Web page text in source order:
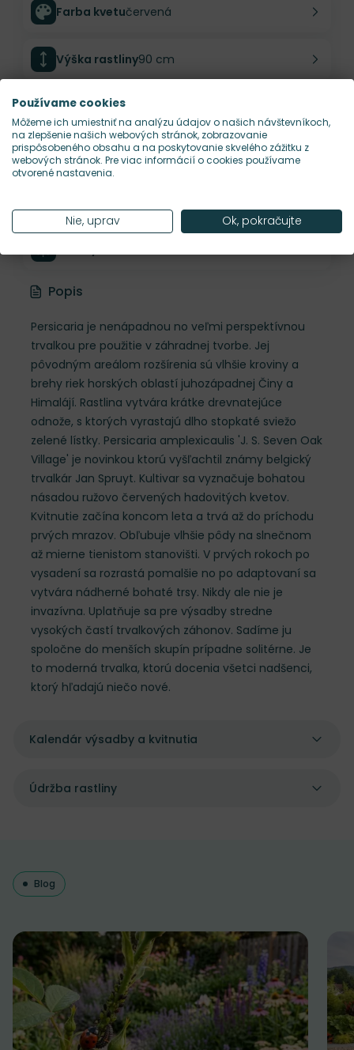
Farba kvetučervená
Výška rastliny90 cm
Šírka rastliny
Habitus rastlinyvzpriamený
Popis
Persicaria je nenápadnou no veľmi perspektívnou
trvalkou pre použitie v záhradnej tvorbe. Jej
pôvodným areálom rozšírenia sú vlhšie kroviny a
brehy riek horských oblastí juhozápadnej Činy a
Himalájí. Rastlina vytvára krátke drevnatejúce
odnože, s ktorých vyrastajú dlho stopkaté sviežo
zelené lístky. Persicaria amplexicaulis 'J. S. Seven Oak
Village' je novinkou ktorú vyšľachtil známy belgický
trvalkár Jan Spruyt. Kultivar sa vyznačuje bohatou
násadou ružovo červených hadovitých kvetov.
Kvitnutie začína koncom leta a trvá až do príchodu
prvých mrazov. Obľubuje vlhšie pôdy na slnečnom
až mierne tienistom stanovišti. V prvých rokoch po
vysadení sa rozrastá pomalšie no po adaptovaní sa
vytvára nádherné bohaté trsy. Nikdy ale nie je
invazívna. Uplatňuje sa pre výsadby stredne
vysokých častí trvalkových záhonov. Sadíme ju
spoločne do menších skupín prípadne solitérne. Je
to moderná trvalka, ktorú docenia všetci nadšenci,
ktorý hľadajú niečo nové.
Kalendár výsadby a kvitnutia
Údržba rastliny
Blog
Používame cookies
Môžeme ich umiestniť na analýzu údajov o našich návštevníkoch,
na zlepšenie našich webových stránok, zobrazovanie
prispôsobeného obsahu a na poskytovanie skvelého zážitku z
webových stránok. Pre viac informácií o cookies používame
otvorené nastavenia.
Nie, uprav Ok, pokračujte